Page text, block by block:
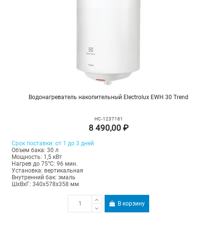
Водонагреватель накопительный Electrolux EWH 30 Trend
НС-1237181
8 490,00 ₽
Срок поставки: от 1 до 3 дней
Объем бака: 30 л
Мощность: 1,5 кВт
Нагрев до 75°С: 96 мин.
Установка: вертикальная
Внутренний бак: эмаль
ШхВхГ: 340х578х358 мм
В корзину